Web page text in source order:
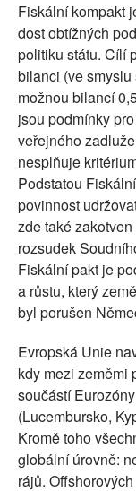
Fiskální kompakt
dost obtížných
politiku státu. Cílí
bilanci (ve
možnou bilancí
jsou podmínky
veřejného
nesplňuje
Podstatou
povinnost
zde také
rozsudek
Fiskální pakt je
a růstu, který
byl porušen
Evropská Unie
kdy mezi zeměmi
součástí
(Lucembursko,
Kromě toho
globální úrovně:
rájů.